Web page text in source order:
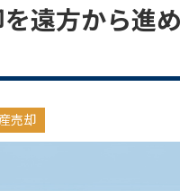
遠方から進
売却